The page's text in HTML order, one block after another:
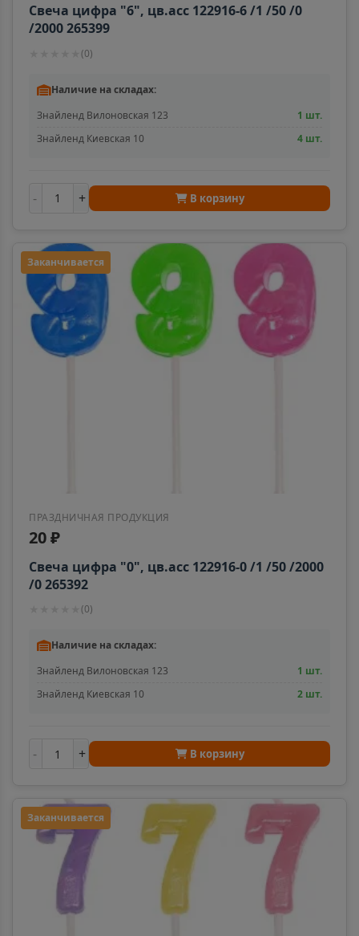
Свеча цифра "6", цв.асс 122916-6 /1 /50 /0
/2000 265399
(0)
Наличие на складах:
Знайленд Вилоновская 123
1 шт.
Знайленд Киевская 10
4 шт.
- + В корзину
Заканчивается
ПРАЗДНИЧНАЯ ПРОДУКЦИЯ
20 ₽
Свеча цифра "0", цв.асс 122916-0 /1 /50 /2000
/0 265392
(0)
Наличие на складах:
Знайленд Вилоновская 123
1 шт.
Знайленд Киевская 10
2 шт.
- + В корзину
Заканчивается